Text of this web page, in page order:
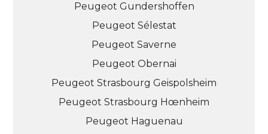
Peugeot Gundershoffen
Peugeot Sélestat
Peugeot Saverne
Peugeot Obernai
Peugeot Strasbourg Geispolsheim
Peugeot Strasbourg Hœnheim
Peugeot Haguenau